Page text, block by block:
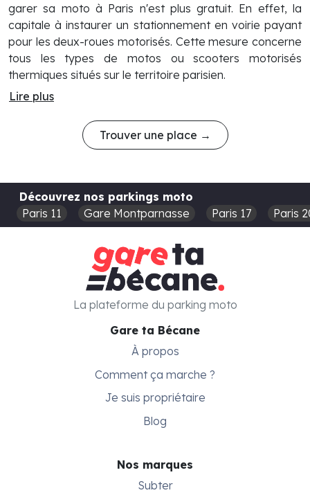
garer sa moto à Paris n'est plus gratuit. En effet, la
capitale à instaurer un stationnement en voirie payant
pour les deux-roues motorisés. Cette mesure concerne
tous les types de motos ou scooters motorisés
thermiques situés sur le territoire parisien.
Lire plus
Trouver une place →
Découvrez nos parkings moto
Paris 11
Gare Montparnasse Paris 17 Paris
Gare ta Bécane
À propos
Comment ça marche ?
Je suis propriétaire
Blog
Nos marques
Subter
La plateforme du parking moto